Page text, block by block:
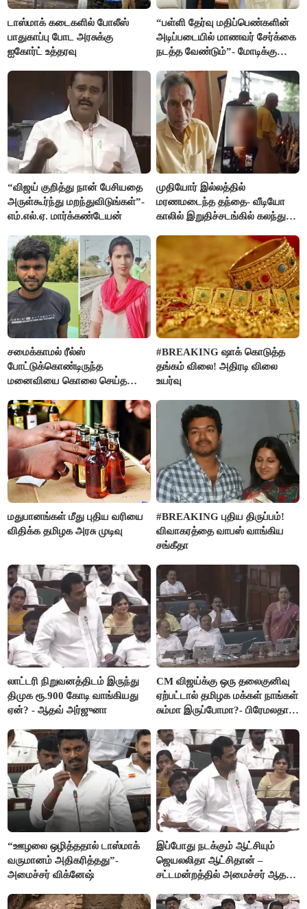
டாஸ்மாக் கடைகளில் போலீஸ்
பாதுகாப்பு போட அரசுக்கு
ஐகோர்ட் உத்தரவு
“பள்ளி தேர்வு மதிப்பெண்களின்
அடிப்படையில் மாணவர் சேர்க்கை
நடத்த வேண்டும்”- மோடிக்கு
“விஜய் குறித்து நான் பேசியதை
அருள்கூர்ந்து மறந்துவிடுங்கள்”-
எம்.எல்.ஏ. மார்க்கண்டேயன்
முதியோர் இல்லத்தில்
மரணமடைந்த தந்தை- வீடியோ
காலில் இறுதிச்சடங்கில் கலந்து
சமைக்காமல் ரீல்ஸ்
போட்டுக்கொண்டிருந்த
மனைவியை கொலை செய்த
#BREAKING ஷாக் கொடுத்த
தங்கம் விலை! அதிரடி விலை
உயர்வு
மதுபானங்கள் மீது புதிய வரியை
விதிக்க தமிழக அரசு முடிவு
#BREAKING புதிய திருப்பம்!
விவாகரத்தை வாபஸ் வாங்கிய
சங்கீதா
லாட்டரி நிறுவனத்திடம் இருந்து
திமுக ரூ.900 கோடி வாங்கியது
ஏன்? - ஆதவ் அர்ஜுனா
CM விஜய்க்கு ஒரு தலைகுனிவு
ஏற்பட்டால் தமிழக மக்கள் நாங்கள்
சும்மா இருப்போமா?- பிரேமலதா
“ஊழலை ஒழித்ததால் டாஸ்மாக்
வருமானம் அதிகரித்தது”-
அமைச்சர் விக்னேஷ்
இப்போது நடக்கும் ஆட்சியும்
ஜெயலலிதா ஆட்சிதான் –
சட்டமன்றத்தில் அமைச்சர் ஆதவ்